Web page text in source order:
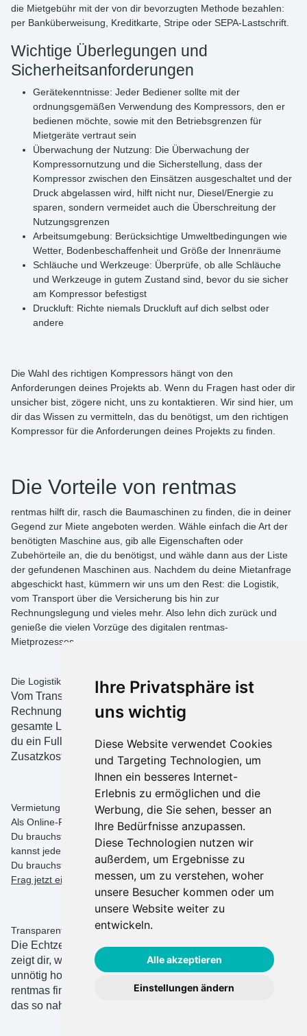
Ihre Privatsphäre ist
uns wichtig
Diese Website verwendet Cookies
und Targeting Technologien, um
Ihnen ein besseres Internet-
Erlebnis zu ermöglichen und die
Werbung, die Sie sehen, besser an
Ihre Bedürfnisse anzupassen.
Diese Technologien nutzen wir
außerdem, um Ergebnisse zu
messen, um zu verstehen, woher
unsere Besucher kommen oder um
unsere Website weiter zu
entwickeln.
Alle akzeptieren
Einstellungen ändern
die Mietgebühr mit der von dir bevorzugten Methode bezahlen:
per Banküberweisung, Kreditkarte, Stripe oder SEPA-Lastschrift.
Wichtige Überlegungen und
Sicherheitsanforderungen
Gerätekenntnisse: Jeder Bediener sollte mit der
ordnungsgemäßen Verwendung des Kompressors, den er
bedienen möchte, sowie mit den Betriebsgrenzen für
Mietgeräte vertraut sein
Überwachung der Nutzung: Die Überwachung der
Kompressornutzung und die Sicherstellung, dass der
Kompressor zwischen den Einsätzen ausgeschaltet und der
Druck abgelassen wird, hilft nicht nur, Diesel/Energie zu
sparen, sondern vermeidet auch die Überschreitung der
Nutzungsgrenzen
Arbeitsumgebung: Berücksichtige Umweltbedingungen wie
Wetter, Bodenbeschaffenheit und Größe der Innenräume
Schläuche und Werkzeuge: Überprüfe, ob alle Schläuche
und Werkzeuge in gutem Zustand sind, bevor du sie sicher
am Kompressor befestigst
Druckluft: Richte niemals Druckluft auf dich selbst oder
andere
Die Wahl des richtigen Kompressors hängt von den
Anforderungen deines Projekts ab. Wenn du Fragen hast oder dir
unsicher bist, zögere nicht, uns zu kontaktieren. Wir sind hier, um
dir das Wissen zu vermitteln, das du benötigst, um den richtigen
Kompressor für die Anforderungen deines Projekts zu finden.
Die Vorteile von rentmas
rentmas hilft dir, rasch die Baumaschinen zu finden, die in deiner
Gegend zur Miete angeboten werden. Wähle einfach die Art der
benötigten Maschine aus, gib alle Eigenschaften oder
Zubehörteile an, die du benötigst, und wähle dann aus der Liste
der gefundenen Maschinen aus. Nachdem du deine Mietanfrage
abgeschickt hast, kümmern wir uns um den Rest: die Logistik,
vom Transport über die Versicherung bis hin zur
Rechnungslegung und vieles mehr. Also lehn dich zurück und
genieße die vielen Vorzüge des digitalen rentmas-
Mietprozesses.
Die Logistik geht auf uns
Vom Transport über die Versicherung bis zur
Rechnungslegung – rentmas kümmert sich um die
gesamte Logistik und den Papierkram. Bei uns bekommst
du ein Full-Service-Projektmanagement ohne jegliche
Zusatzkosten.
Vermietung 24/7 – ideal für Last-Minute-Anfragen
Als Online-Plattform ist unser Service rund um die Uhr verfügbar.
Du brauchst keine Rücksicht auf Arbeitszeiten zu nehmen und
kannst jederzeit eine Maschine buchen.
Du brauchst kurzfristig eine Maschine für morgen? Kein Problem!
Frag jetzt eine Maschine auf rentmas an.
Transparente Preise
Die Echtzeit-Lokalisierung der Maschinen auf der Plattform
zeigt dir, welche Maschinen in deiner Nähe sind. Spar dir
unnötig hohe Transportkosten und lange Lieferzeiten. Mit
rentmas findest du die Maschinen, die du brauchst, und
das so nah wie möglich an deinem Projektstandort.